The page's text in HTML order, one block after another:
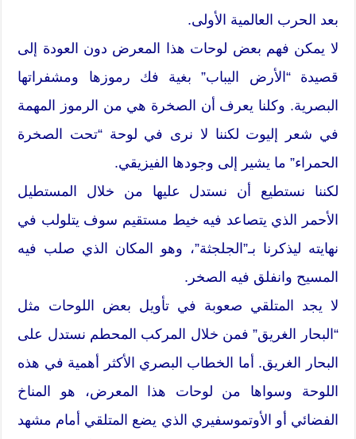
بعد الحرب العالمية الأولى.
لا يمكن فهم بعض لوحات هذا المعرض دون العودة إلى
قصيدة “الأرض اليباب” بغية فك رموزها ومشفراتها
البصرية. وكلنا يعرف أن الصخرة هي من الرموز المهمة
في شعر إليوت لكننا لا نرى في لوحة “تحت الصخرة
الحمراء” ما يشير إلى وجودها الفيزيقي.
لكننا نستطيع أن نستدل عليها من خلال المستطيل
الأحمر الذي يتصاعد فيه خيط مستقيم سوف يتلولب في
نهايته ليذكرنا بـ”الجلجثة”، وهو المكان الذي صلب فيه
المسيح وانفلق فيه الصخر.
لا يجد المتلقي صعوبة في تأويل بعض اللوحات مثل
“البحار الغريق” فمن خلال المركب المحطم نستدل على
البحار الغريق. أما الخطاب البصري الأكثر أهمية في هذه
اللوحة وسواها من لوحات هذا المعرض، هو المناخ
الفضائي أو الأوتموسفيري الذي يضع المتلقي أمام مشهد